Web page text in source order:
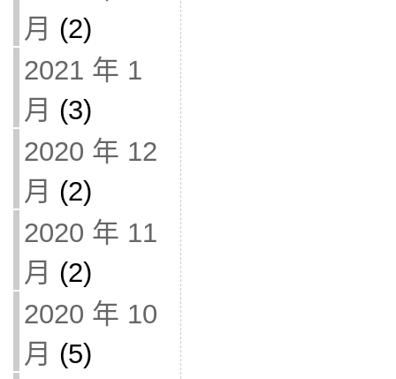
月 (2)
2021 年 1
月 (3)
2020 年 12
月 (2)
2020 年 11
月 (2)
2020 年 10
月 (5)